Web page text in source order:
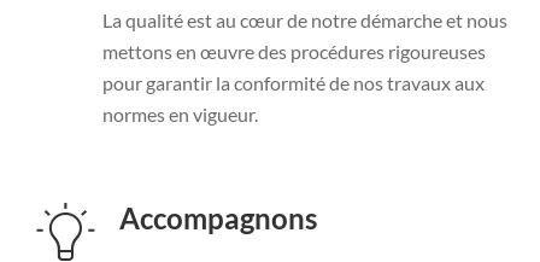
La qualité est au cœur de notre démarche et nous
mettons en œuvre des procédures rigoureuses
pour garantir la conformité de nos travaux aux
normes en vigueur.
Accompagnons